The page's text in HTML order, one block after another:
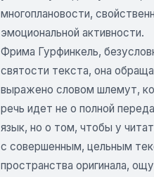
многоплановости,
эмоциональной активности.
Фрима Гурфинкель,
святости текста, она
выражено словом шлемут,
речь идет не о полной
язык, но о том, чтобы у
с совершенным, цельным
пространства оригинала,